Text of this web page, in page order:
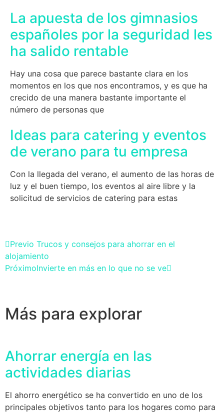
La apuesta de los gimnasios
españoles por la seguridad les
ha salido rentable
Hay una cosa que parece bastante clara en los
momentos en los que nos encontramos, y es que ha
crecido de una manera bastante importante el
número de personas que
Ideas para catering y eventos
de verano para tu empresa
Con la llegada del verano, el aumento de las horas de
luz y el buen tiempo, los eventos al aire libre y la
solicitud de servicios de catering para estas
Previo Trucos y consejos para ahorrar en el
alojamiento
PróximoInvierte en más en lo que no se ve
Más para explorar
Ahorrar energía en las
actividades diarias
El ahorro energético se ha convertido en uno de los
principales objetivos tanto para los hogares como para